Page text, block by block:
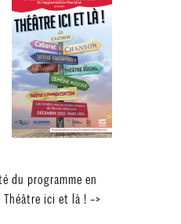
du programme en
ici et là ! –>